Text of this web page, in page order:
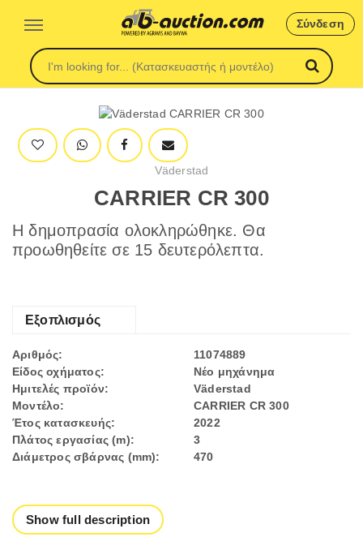
Σύνδεση
Väderstad
CARRIER CR 300
Η δημοπρασία ολοκληρώθηκε. Θα
προωθηθείτε σε 15 δευτερόλεπτα.
Εξοπλισμός
Αριθμός:
11074889
Είδος οχήματος:
Νέο μηχάνημα
Ημιτελές προϊόν:
Väderstad
Μοντέλο:
CARRIER CR 300
Έτος κατασκευής:
2022
Πλάτος εργασίας (m):
3
Διάμετρος σβάρνας (mm):
470
Show full description